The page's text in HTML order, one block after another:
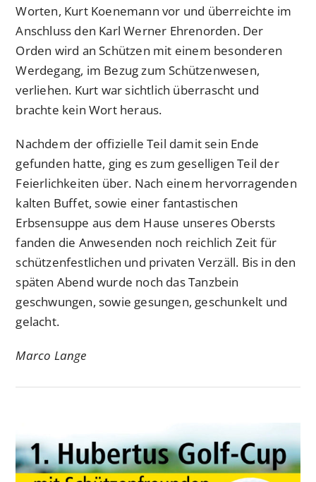
Worten, Kurt Koenemann vor und überreichte im
Anschluss den Karl Werner Ehrenorden. Der
Orden wird an Schützen mit einem besonderen
Werdegang, im Bezug zum Schützenwesen,
verliehen. Kurt war sichtlich überrascht und
brachte kein Wort heraus.
Nachdem der offizielle Teil damit sein Ende
gefunden hatte, ging es zum geselligen Teil der
Feierlichkeiten über. Nach einem hervorragenden
kalten Buffet, sowie einer fantastischen
Erbsensuppe aus dem Hause unseres Obersts
fanden die Anwesenden noch reichlich Zeit für
schützenfestlichen und privaten Verzäll. Bis in den
späten Abend wurde noch das Tanzbein
geschwungen, sowie gesungen, geschunkelt und
gelacht.
Marco Lange